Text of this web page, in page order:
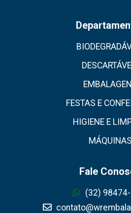
FESTAS E
HIGIENE E
MÁQUINAS
Fale
(32)